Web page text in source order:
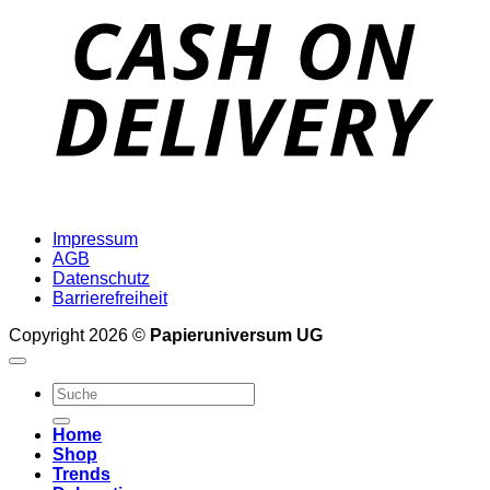
Impressum
AGB
Datenschutz
Barrierefreiheit
Copyright 2026 © Papieruniversum UG
Suche
nach:
Home
Shop
Trends